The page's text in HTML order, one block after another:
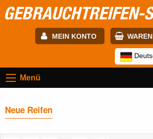
GEBRAUCHTREIFEN-
MEIN KONTO
Passwort:
Menü
Neue Reifen